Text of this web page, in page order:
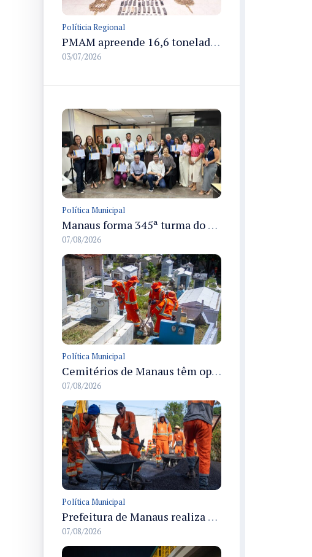
Políticia Regional
PMAM apreende 16,6 toneladas de entorpecentes e registra aumento nas prisões em flagrante e nas capturas de foragidos no primeiro semestre de 2026
03/07/2026
Política Municipal
Manaus forma 345ª turma do Empretec e amplia qualificação de empreendedores na cidade
07/08/2026
Política Municipal
Cemitérios de Manaus têm operação concluída e estrutura pronta para receber famílias no Dia dos Pais
07/08/2026
Política Municipal
Prefeitura de Manaus realiza recuperação asfáltica na rua Canário do Campo e amplia mobilidade na zona Norte
07/08/2026